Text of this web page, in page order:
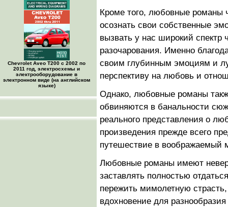
Chevrolet Aveo Т200 с 2002 по
2011 год, электросхемы и
электрооборудование в
электронном виде (на английском
языке)
Кроме того, любовные романы
осознать свои собственные
вызвать у нас широкий спектр
разочарования. Именно
своим глубинным эмоциям и
перспективу на любовь и
Однако, любовные романы
обвиняются в банальности
реального представления о
произведения прежде всего
путешествие в воображаемый
Любовные романы имеют
заставлять полностью
пережить мимолетную
вдохновение для